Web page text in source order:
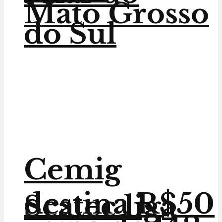
Mato Grosso
do Sul
Scatec liga
Cemig
destina R$50